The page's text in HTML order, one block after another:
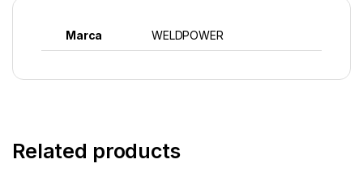
Marca WELDPOWER
Related products